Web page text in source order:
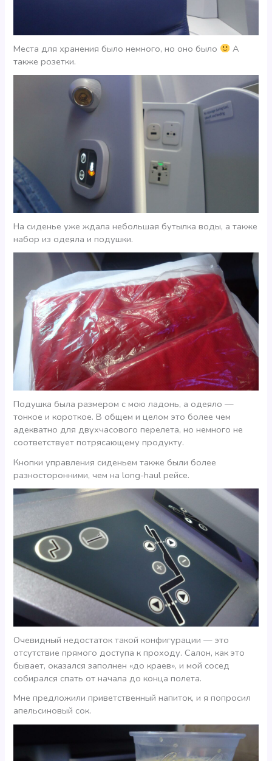
Места для хранения было немного, но оно было
А
также розетки.
На сиденье уже ждала небольшая бутылка воды, а также
набор из одеяла и подушки.
Подушка была размером с мою ладонь, а одеяло —
тонкое и короткое. В общем и целом это более чем
адекватно для двухчасового перелета, но немного не
соответствует потрясающему продукту.
Кнопки управления сиденьем также были более
разносторонними, чем на long-haul рейсе.
Очевидный недостаток такой конфигурации — это
отсутствие прямого доступа к проходу. Салон, как это
бывает, оказался заполнен «до краев», и мой сосед
собирался спать от начала до конца полета.
Мне предложили приветственный напиток, и я попросил
апельсиновый сок.